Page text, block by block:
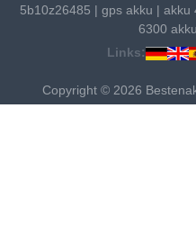
5b10z26485 | gps akku | akku
6300 akku
Links:
Copyright © 2026